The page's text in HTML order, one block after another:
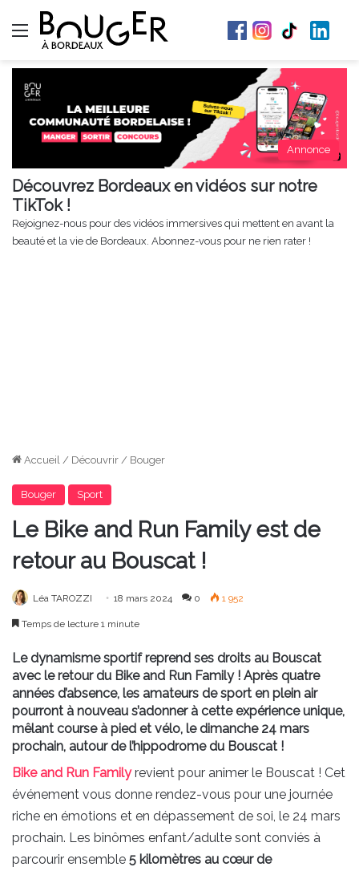
Menu
Annonce
Découvrez Bordeaux en vidéos sur notre
TikTok !
Rejoignez-nous pour des vidéos immersives qui mettent en avant la
beauté et la vie de Bordeaux. Abonnez-vous pour ne rien rater !
Accueil / Découvrir / Bouger
Bouger Sport
Le Bike and Run Family est de
retour au Bouscat !
Léa TAROZZI 18 mars 2024 0 1 952
Temps de lecture 1 minute
Le dynamisme sportif reprend ses droits au Bouscat
avec le retour du Bike and Run Family ! Après quatre
années d’absence, les amateurs de sport en plein air
pourront à nouveau s’adonner à cette expérience unique,
mêlant course à pied et vélo, le dimanche 24 mars
prochain, autour de l’hippodrome du Bouscat !
Bike and Run Family revient pour animer le Bouscat ! Cet
événement vous donne rendez-vous pour une journée
riche en émotions et en dépassement de soi, le 24 mars
prochain. Les binômes enfant/adulte sont conviés à
parcourir ensemble 5 kilomètres au cœur de